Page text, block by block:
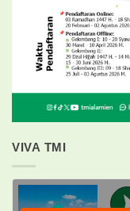
VIVA TMI